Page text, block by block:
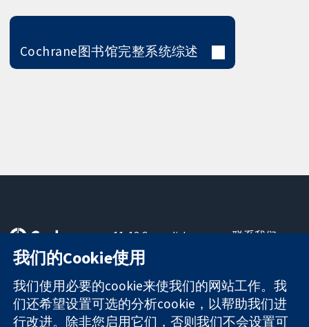
Cochrane图书馆完整系统综述
可信任的证据
知情决定
更完善的医疗健
康
11-13 Cavendish
Square
London
W1G 0AN
United Kingdom
联系我们
关于我们
工作机会
Cochrane
我们的Cookie使用
我们使用必要的cookie来使我们的网站工作。我
们还希望设置可选的分析cookie，以帮助我们进
行改进。除非您启用它们，否则我们不会设置可